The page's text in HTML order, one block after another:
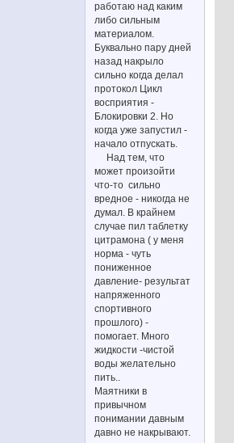
работаю над каким
либо сильным
материалом.
Буквально пару дней
назад накрыло
сильно когда делал
протокол Цикл
восприятия -
Блокировки 2. Но
когда уже запустил -
начало отпускать.
Над тем, что
может произойти
что-то сильно
вредное - никогда не
думал. В крайнем
случае пил таблетку
цитрамона ( у меня
норма - чуть
пониженное
давление- результат
напряженного
спортивного
прошлого) -
помогает. Много
жидкости -чистой
воды желательно
пить..
Маятники в
привычном
понимании давным
давно не накрывают.